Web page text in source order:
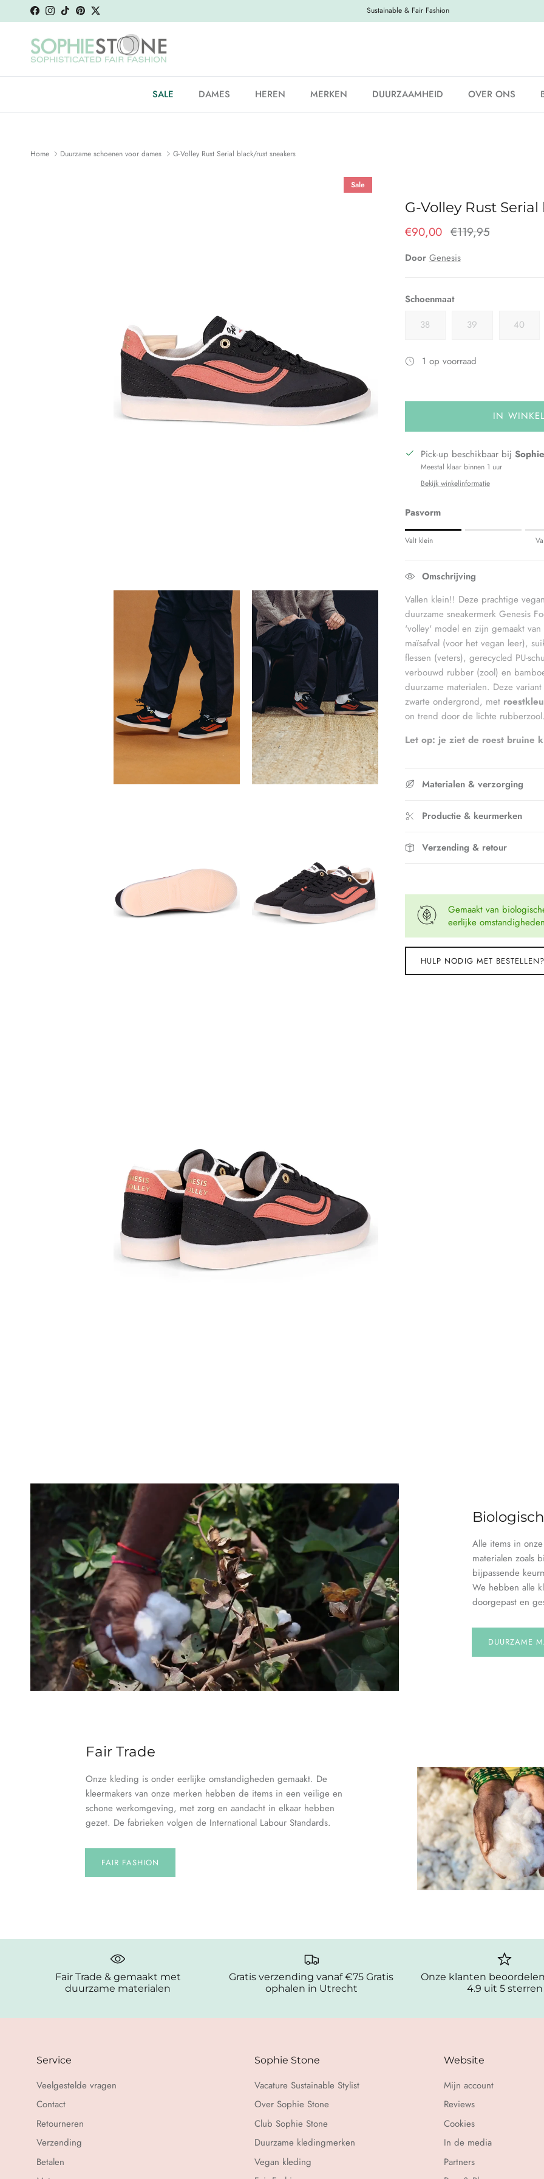
Ga naar inhoud
FacebookInstagram
TikTokPinterestTwitter Sustainable & Fair Fashion
SALE DAMES HEREN MERKEN DUURZAAMHEID OVER ONS
Home Duurzame schoenen voor dames G-Volley Rust Serial black/rust sneakers
Sale
G-Volley Rust
€90,00 €119,95
Door Genesis
Schoenmaat
38
39 40
1 op voorraad
IN
Pick-up beschikbaar bij
Meestal klaar binnen 1 uur
Bekijk winkelinformatie
Pasvorm
Rating of 1 means Valt klein.
The rating of this product for "" is 1.
Valt klein
Omschrijving
Vallen klein!! Deze prachtige
duurzame sneakermerk Genesis
'volley' model en zijn gemaakt
maïsafval (voor het vegan leer),
flessen (veters), gerecycled PU-
verbouwd rubber (zool) en
duurzame materialen. Deze
zwarte ondergrond, met
on trend door de lichte rubberzool.
Let op: je ziet de roest bruine
Materialen & verzorging
Productie & keurmerken
Verzending & retour
Gemaakt van
eerlijke
HULP NODIG MET BESTELLEN?
Alle items in
materialen zoals
bijpassende
We hebben alle
doorgepast en
DUURZAME
Fair Trade
Onze kleding is onder eerlijke omstandigheden gemaakt. De
kleermakers van onze merken hebben de items in een veilige en
schone werkomgeving, met zorg en aandacht in elkaar hebben
gezet. De fabrieken volgen de International Labour Standards.
FAIR FASHION
Fair Trade & gemaakt met
duurzame materialen
Gratis verzending vanaf €75 Gratis
ophalen in Utrecht
Onze klanten
4.9 uit 5 sterren
Service
Veelgestelde vragen
Contact
Retourneren
Verzending
Betalen
Sophie Stone
Vacature Sustainable Stylist
Over Sophie Stone
Club Sophie Stone
Duurzame kledingmerken
Vegan kleding
Website
Mijn account
Reviews
Cookies
In de media
Partners